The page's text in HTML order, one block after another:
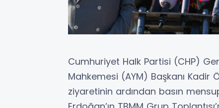
Cumhuriyet Halk Partisi (CHP)
Mahkemesi (AYM) Başkanı Kadir
ziyaretinin ardından basın